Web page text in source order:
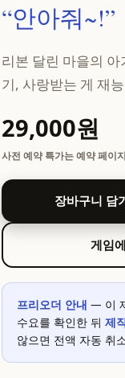
“안아줘~!”
리본 달린 마을의
기, 사랑받는 게 재
29,000원
사전 예약 특가는 예약 페이
장바구니 담
게임
프리오더 안내 — 이
수요를 확인한 뒤 제
않으면 전액 자동 취